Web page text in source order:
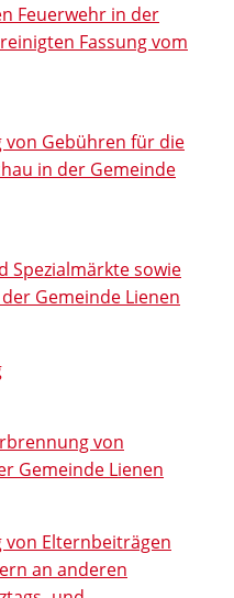
Feuerwehr in der
Fassung vom
von Gebühren für die
in der Gemeinde
Spezialmärkte sowie
Gemeinde Lienen
von
Gemeinde Lienen
von Elternbeiträgen
an anderen